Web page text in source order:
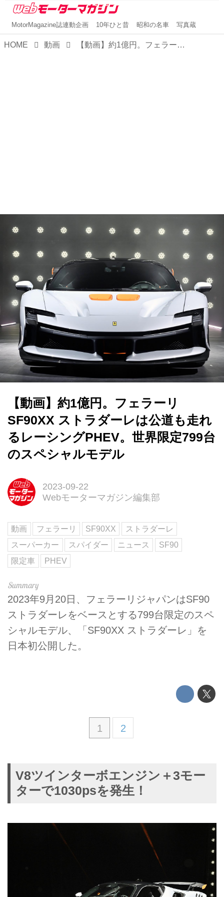
MotorMagazine誌連動企画 10年ひと昔 昭和の名車 写真蔵
HOME 動画 【動画】約1億円。フェラーリ SF90XX ストラダーレは公道も走れるレーシングPHEV。世界限定799台のスペシャルモデル
【動画】約1億円。フェラーリ
SF90XX ストラダーレは公道も走れ
るレーシングPHEV。世界限定799台
のスペシャルモデル
2023-09-22
Webモーターマガジン編集部
動画 フェラーリ SF90XX
ストラダーレ
スーパーカー
スパイダー ニュース
SF90
限定車
PHEV
2023年9月20日、フェラーリジャパンはSF90
ストラダーレをベースとする799台限定のスペ
シャルモデル、「SF90XX ストラダーレ」を
日本初公開した。
1 2
V8ツインターボエンジン＋3モー
ターで1030psを発生！